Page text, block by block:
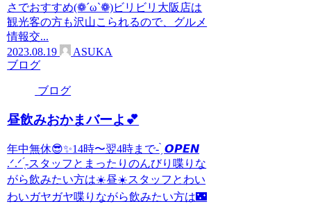
さでおすすめ(❁´ω`❁)ビリビリ大阪店は
観光客の方も沢山こられるので、グルメ
情報交...
2023.08.19
ASUKA
ブログ
ブログ
昼飲みおかまバーよ💕
年中無休😎✨14時〜翌4時まで- ̗̀ 𝙊𝙋𝙀𝙉
.ᐟ‪.ᐟ‪ ̖́-‬スタッフとまったりのんびり喋りな
がら飲みたい方は☀️昼☀️スタッフとわい
わいガヤガヤ喋りながら飲みたい方は🌃